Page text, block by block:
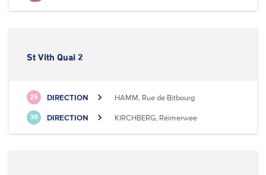
St Vith Quai 2
25 DIRECTION HAMM, Rue de Bitbourg
30 DIRECTION KIRCHBERG, Réimerwee